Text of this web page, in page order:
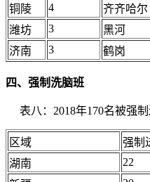
铜陵
4 齐齐哈尔
潍坊
3 黑河
济南
3 鹤岗
四、强制洗脑班
表八：2018年170名被强
区域
强制
湖南
22